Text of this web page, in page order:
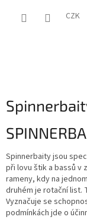
CZK
Spinnerbaity jsou
při lovu štik a bassů v
rameny, kdy na
druhém je rotační list.
Vyznačuje se
podmínkách jde o